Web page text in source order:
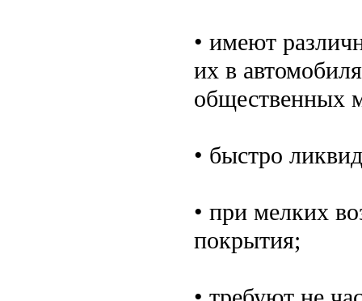
• имеют
их в
общественных
• быстро
• при мелких
покрытия;